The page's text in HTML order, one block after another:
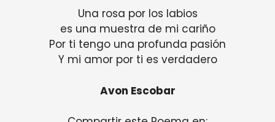
Una rosa por los labios
es una muestra de mi cariño
Por ti tengo una profunda pasión
Y mi amor por ti es verdadero
Avon Escobar